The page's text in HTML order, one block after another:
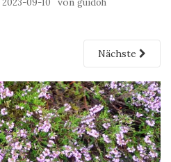
2023-09-10 guidoh
Nächste